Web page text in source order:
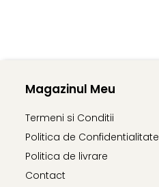
Magazinul Meu
Termeni si Conditii
Politica de Confidentialitate
Politica de livrare
Contact